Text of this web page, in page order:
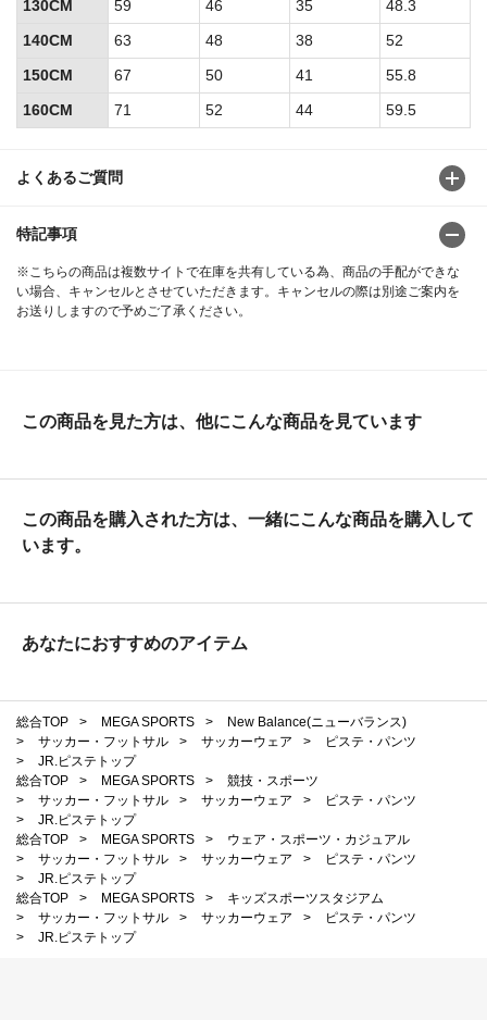
よくあるご質問
特記事項
※こちらの商品は複数サイトで在庫を共有している為、商品の手配ができな
い場合、キャンセルとさせていただきます。キャンセルの際は別途ご案内を
お送りしますので予めご了承ください。
130CM 59 46 35
48.3
140CM
63 48 38
52
150CM
67 50 41
55.8
160CM
71 52 44 59.5
この商品を見た方は、他にこんな商品を見ています
この商品を購入された方は、一緒にこんな商品を購入して
います。
あなたにおすすめのアイテム
総合TOP > MEGA SPORTS >
New Balance(ニューバランス)
>
サッカー・フットサル > サッカーウェア >
ピステ・パンツ
>
JR.ピステトップ
総合TOP
> MEGA SPORTS >
競技・スポーツ
>
サッカー・フットサル > サッカーウェア >
ピステ・パンツ
>
JR.ピステトップ
総合TOP
> MEGA SPORTS >
ウェア・スポーツ・カジュアル
>
サッカー・フットサル > サッカーウェア >
ピステ・パンツ
>
JR.ピステトップ
総合TOP
> MEGA SPORTS >
キッズスポーツスタジアム
>
サッカー・フットサル > サッカーウェア >
ピステ・パンツ
>
JR.ピステトップ